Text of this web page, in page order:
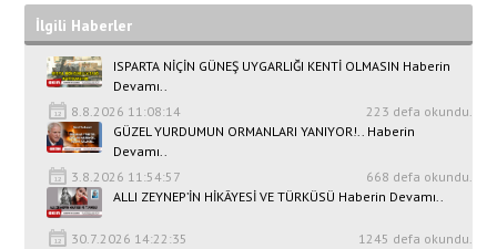
İlgili Haberler
ISPARTA NİÇİN GÜNEŞ UYGARLIĞI KENTİ OLMASIN Haberin
Devamı..
8.8.2026 11:08:14
223 defa okundu.
GÜZEL YURDUMUN ORMANLARI YANIYOR!.. Haberin
Devamı..
3.8.2026 11:54:57
668 defa okundu.
ALLI ZEYNEP’İN HİKÂYESİ VE TÜRKÜSÜ Haberin Devamı..
30.7.2026 14:22:35
1245 defa okundu.